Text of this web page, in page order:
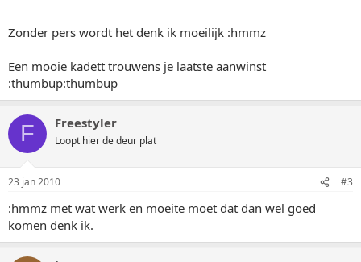
Zonder pers wordt het denk ik moeilijk :hmmz
Een mooie kadett trouwens je laatste aanwinst
:thumbup:thumbup
F Freestyler
Loopt hier de deur plat
23 jan 2010 #3
:hmmz met wat werk en moeite moet dat dan wel goed
komen denk ik.